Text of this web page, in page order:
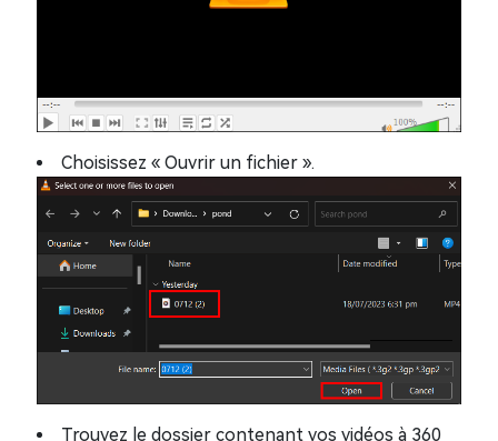
Choisissez « Ouvrir un fichier ».
Trouvez le dossier contenant vos vidéos à 360